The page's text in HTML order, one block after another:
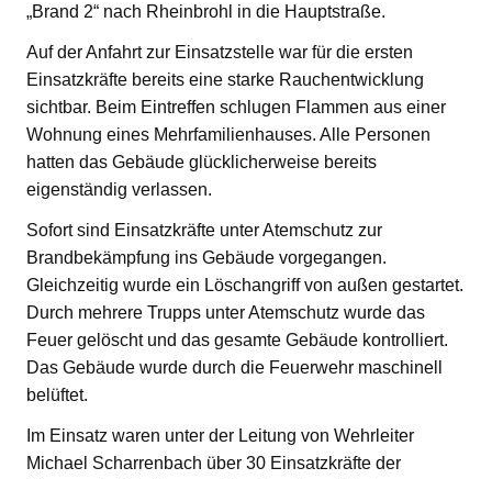
„Brand 2“ nach Rheinbrohl in die Hauptstraße.
Auf der Anfahrt zur Einsatzstelle war für die ersten
Einsatzkräfte bereits eine starke Rauchentwicklung
sichtbar. Beim Eintreffen schlugen Flammen aus einer
Wohnung eines Mehrfamilienhauses. Alle Personen
hatten das Gebäude glücklicherweise bereits
eigenständig verlassen.
Sofort sind Einsatzkräfte unter Atemschutz zur
Brandbekämpfung ins Gebäude vorgegangen.
Gleichzeitig wurde ein Löschangriff von außen gestartet.
Durch mehrere Trupps unter Atemschutz wurde das
Feuer gelöscht und das gesamte Gebäude kontrolliert.
Das Gebäude wurde durch die Feuerwehr maschinell
belüftet.
Im Einsatz waren unter der Leitung von Wehrleiter
Michael Scharrenbach über 30 Einsatzkräfte der